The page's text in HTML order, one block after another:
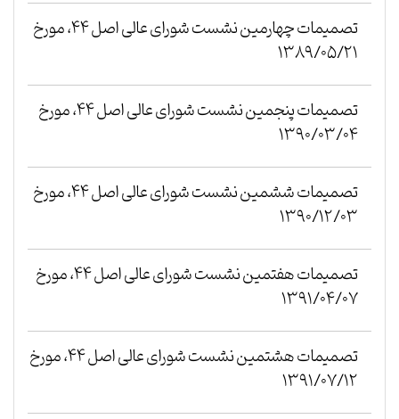
تصمیمات چهارمین نشست شورای عالی اصل ۴۴، مورخ
۱۳۸۹/۰۵/۲۱
تصمیمات پنجمین نشست شورای عالی اصل ۴۴، مورخ
۱۳۹۰/۰۳/۰۴
تصمیمات ششمین نشست شورای عالی اصل ۴۴، مورخ
۱۳۹۰/۱۲/۰۳
تصمیمات هفتمین نشست شورای عالی اصل ۴۴، مورخ
۱۳۹۱/۰۴/۰۷
تصمیمات هشتمین نشست شورای عالی اصل ۴۴، مورخ
۱۳۹۱/۰۷/۱۲